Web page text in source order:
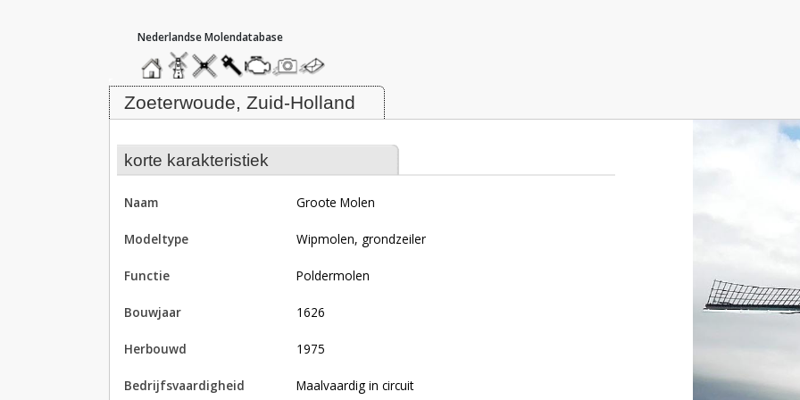
hoofdmenu
homemolendatabase
roedendatabase
assendatabase
motorendatabase
stuur
een
foto
stuur
een
bericht
Molen Groote Molen, Zoeterwoude
Zoeterwoude, Zuid-Holland
korte karakteristiek
naam Groote Molen
modeltype Wipmolen, grondzeiler
functie poldermolen
bouwjaar 1626
herbouwd 1975
bedrijfsvaardigheid Maalvaardig in circuit